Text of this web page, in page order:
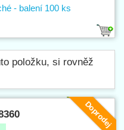
- balení 100 ks
položku, si rovněž
Doprodej